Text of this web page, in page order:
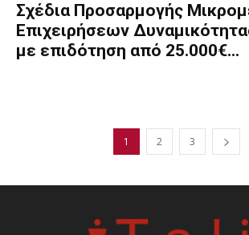
Σχέδια Προσαρμογής
Επιχειρήσεων
με επιδότηση από 25.000€...
1 2 3